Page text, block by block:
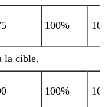
100% 10
la cible.
100% 10